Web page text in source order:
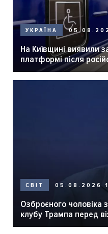
УКРАЇНА
На Київщині виявили
платформі після
СВІТ 05.08.2026
Озброєного чоловіка
клубу Трампа перед